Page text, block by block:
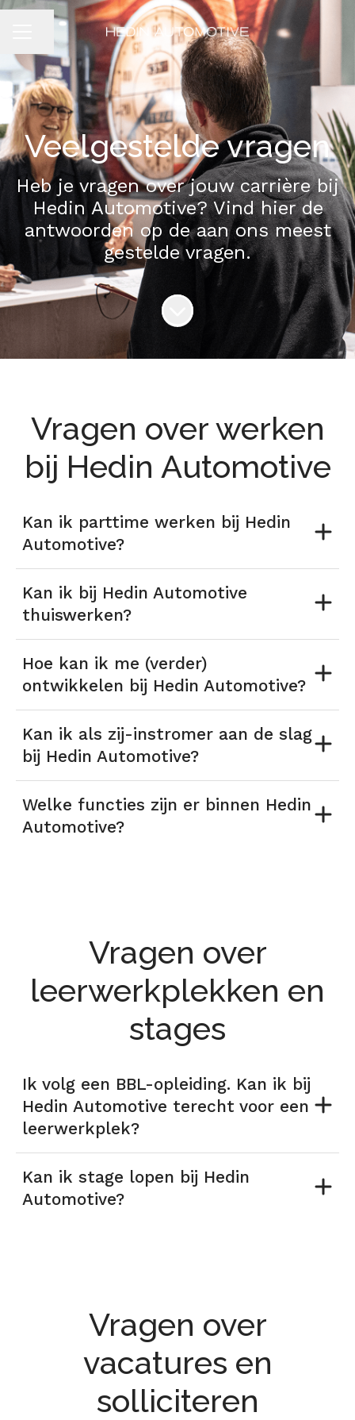
CARRIÈREMENU
Pagina delen
Veelgestelde vragen
Heb je vragen over jouw carrière bij
Hedin Automotive? Vind hier de
antwoorden op de aan ons meest
gestelde vragen.
Naar content scrollen
Vragen over werken
bij Hedin Automotive
Kan ik parttime werken bij Hedin
Automotive?
Kan ik bij Hedin Automotive
thuiswerken?
Hoe kan ik me (verder)
ontwikkelen bij Hedin Automotive?
Kan ik als zij-instromer aan de slag
bij Hedin Automotive?
Welke functies zijn er binnen Hedin
Automotive?
Vragen over
leerwerkplekken en
stages
Ik volg een BBL-opleiding. Kan ik bij
Hedin Automotive terecht voor een
leerwerkplek?
Kan ik stage lopen bij Hedin
Automotive?
Vragen over
vacatures en
solliciteren